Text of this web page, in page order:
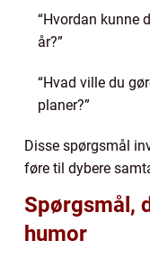
“Hvordan kunne
år?”
“Hvad ville du
planer?”
Disse spørgsmål
føre til dybere
Spørgsmål,
humor